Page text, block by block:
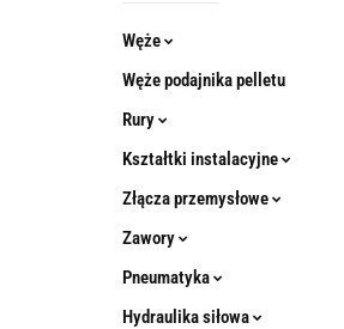
Węże
Węże podajnika pelletu
Rury
Kształtki instalacyjne
Złącza przemysłowe
Zawory
Pneumatyka
Hydraulika siłowa